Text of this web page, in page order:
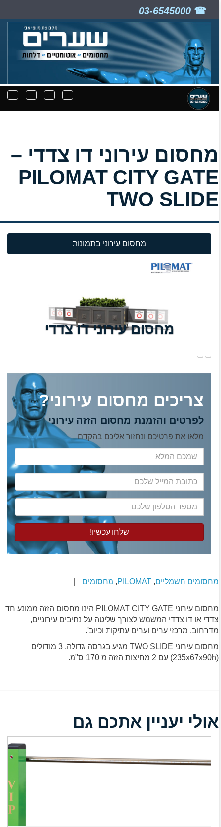
תפריט
יצירת
תפריט
חיפוש
ניווט
קבצים
מחסום עירוני דו צדדי –
PILOMAT CITY GATE
TWO SLIDE
מחסום עירוני בתמונות
מחסום עירוני דו צדדי
צריכים מחסום עירוני?
לפרטים והזמנת מחסום הזזה עירוני
מלאו את פרטיכם ונחזור אליכם בהקדם
שמכם
המלא
כתובת
המייל
שלכם
מספר
הטלפון
שלכם
מחסומים חשמליים,
PILOMAT
, מחסומים
מחסום עירוני PILOMAT CITY GATE הינו מחסום הזזה ממונע חד
צדדי או דו צדדי המשמש לצורך שליטה על נתיבים עירוניים,
מדרחוב, מרכזי ערים וערים עתיקות וכיוב'.
מחסום עירוני TWO SLIDE מגיע בגרסה גדולה, 3 מודולים
(235x67x90h) עם 2 מחיצות הזזה מ 170 ס"מ.
אולי יעניין אתכם גם